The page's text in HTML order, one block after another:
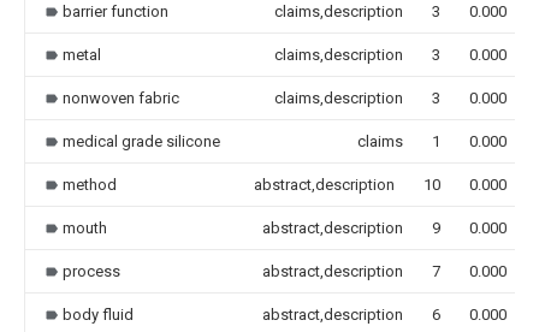
barrier function claims,description 3 0.000
metal claims,description 3 0.000
nonwoven fabric claims,description 3 0.000
medical grade silicone claims 1 0.000
method abstract,description 10 0.000
mouth abstract,description 9 0.000
process abstract,description 7 0.000
body fluid abstract,description 6 0.000